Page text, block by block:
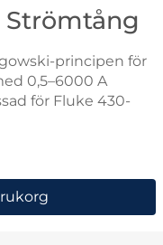
Strömtång
principen för
0,5–6000 A
för Fluke 430-
Flexi-TF Strömtång